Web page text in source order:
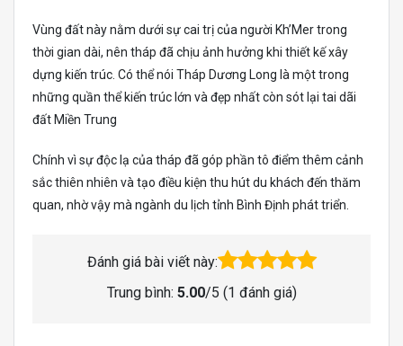
Vùng đất này nằm dưới sự cai trị của người Kh’Mer trong
thời gian dài, nên tháp đã chịu ảnh hưởng khi thiết kế xây
dựng kiến trúc. Có thể nói Tháp Dương Long là một trong
những quần thể kiến trúc lớn và đẹp nhất còn sót lại tai dãi
đất Miền Trung
Chính vì sự độc lạ của tháp đã góp phần tô điểm thêm cảnh
sắc thiên nhiên và tạo điều kiện thu hút du khách đến thăm
quan, nhờ vậy mà ngành du lịch tỉnh Bình Định phát triển.
Đánh giá bài viết này:
Trung bình: 5.00/5 (1 đánh giá)